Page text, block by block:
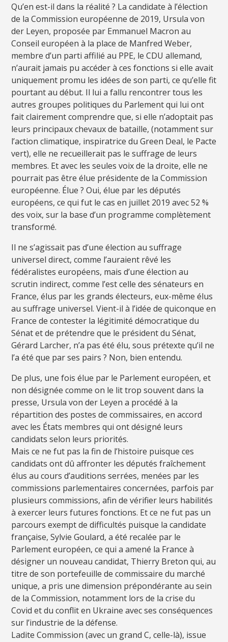
Qu’en est-il dans la réalité ? La candidate à l’élection
de la Commission européenne de 2019, Ursula von
der Leyen, proposée par Emmanuel Macron au
Conseil européen à la place de Manfred Weber,
membre d’un parti affilié au PPE, le CDU allemand,
n’aurait jamais pu accéder à ces fonctions si elle avait
uniquement promu les idées de son parti, ce qu’elle fit
pourtant au début. Il lui a fallu rencontrer tous les
autres groupes politiques du Parlement qui lui ont
fait clairement comprendre que, si elle n’adoptait pas
leurs principaux chevaux de bataille, (notamment sur
l’action climatique, inspiratrice du Green Deal, le Pacte
vert), elle ne recueillerait pas le suffrage de leurs
membres. Et avec les seules voix de la droite, elle ne
pourrait pas être élue présidente de la Commission
européenne. Élue ? Oui, élue par les députés
européens, ce qui fut le cas en juillet 2019 avec 52 %
des voix, sur la base d’un programme complètement
transformé.
Il ne s’agissait pas d’une élection au suffrage
universel direct, comme l’auraient rêvé les
fédéralistes européens, mais d’une élection au
scrutin indirect, comme l’est celle des sénateurs en
France, élus par les grands électeurs, eux-même élus
au suffrage universel. Vient-il à l’idée de quiconque en
France de contester la légitimité démocratique du
Sénat et de prétendre que le président du Sénat,
Gérard Larcher, n’a pas été élu, sous prétexte qu’il ne
l’a été que par ses pairs ? Non, bien entendu.
De plus, une fois élue par le Parlement européen, et
non désignée comme on le lit trop souvent dans la
presse, Ursula von der Leyen a procédé à la
répartition des postes de commissaires, en accord
avec les États membres qui ont désigné leurs
candidats selon leurs priorités.
Mais ce ne fut pas la fin de l’histoire puisque ces
candidats ont dû affronter les députés fraîchement
élus au cours d’auditions serrées, menées par les
commissions parlementaires concernées, parfois par
plusieurs commissions, afin de vérifier leurs habilités
à exercer leurs futures fonctions. Et ce ne fut pas un
parcours exempt de difficultés puisque la candidate
française, Sylvie Goulard, a été recalée par le
Parlement européen, ce qui a amené la France à
désigner un nouveau candidat, Thierry Breton qui, au
titre de son portefeuille de commissaire du marché
unique, a pris une dimension prépondérante au sein
de la Commission, notamment lors de la crise du
Covid et du conflit en Ukraine avec ses conséquences
sur l’industrie de la défense.
Ladite Commission (avec un grand C, celle-là), issue